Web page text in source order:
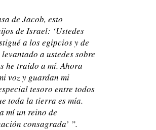
de Jacob, esto
de Israel: ‘Ustedes
a los egipcios y de
a ustedes sobre
he traído a mí. Ahora
voz y guardan mi
tesoro entre todos
toda la tierra es mía.
mí un reino de
consagrada’ ”.